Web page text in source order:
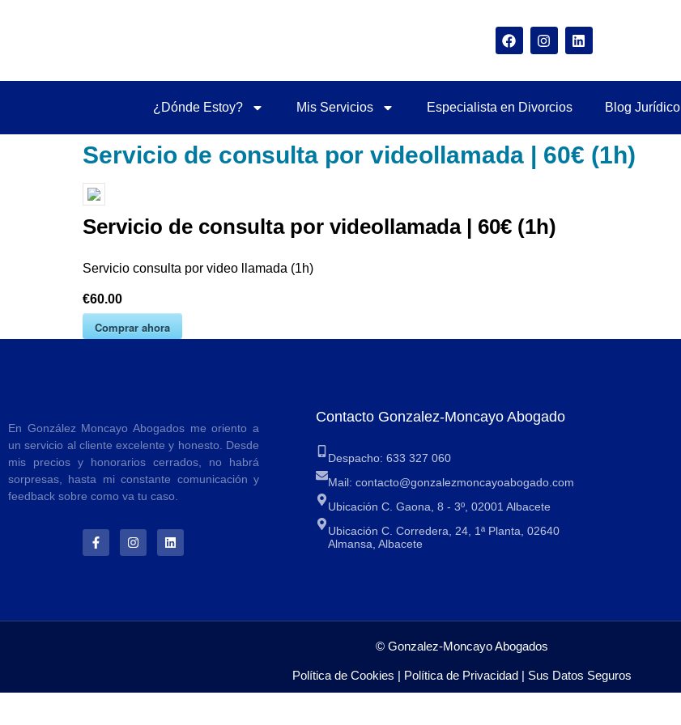
¿Dónde Estoy? Mis Servicios Especialista en Divorcios Blog Jurídico
Servicio de consulta por videollamada | 60€ (1h)
Servicio de consulta por videollamada | 60€ (1h)
Servicio consulta por video llamada (1h)
€60.00
Comprar ahora
En González Moncayo Abogados me oriento a
un servicio al cliente excelente y honesto. Desde
mis precios y honorarios cerrados, no habrá
sorpresas, hasta mi constante comunicación y
feedback sobre como va tu caso.
Contacto Gonzalez-Moncayo Abogado
Despacho: 633 327 060
Mail: contacto@gonzalezmoncayoabogado.com
Ubicación C. Gaona, 8 - 3º, 02001 Albacete
Ubicación C. Corredera, 24, 1ª Planta, 02640
Almansa, Albacete
© Gonzalez-Moncayo Abogados
Política de Cookies | Política de Privacidad | Sus Datos Seguros